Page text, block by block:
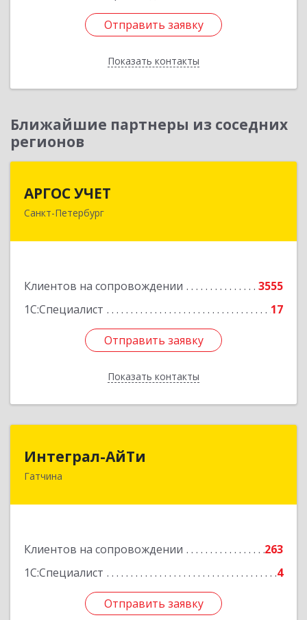
Отправить заявку
Показать контакты
Отправить заявку
Назад
Ближайшие партнеры из соседних
регионов
АРГОС УЧЕТ
Санкт-Петербург
Клиентов на сопровождении
3555
1С:Специалист
17
Отправить заявку
Показать контакты
196191, Санкт-Петербург г, Конституции пл,
Отправить заявку
Назад
Интеграл-АйТи
Гатчина
Клиентов на сопровождении
263
1С:Специалист
4
Отправить заявку
188300, Ленинградская обл, Гатчинский р-н,
Подробнее
Отправить заявку